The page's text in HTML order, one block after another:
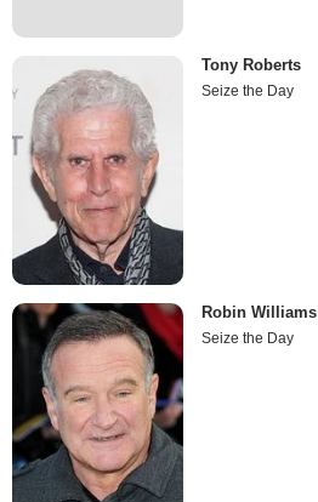
Tony Roberts
Seize the Day
Robin Williams
Seize the Day